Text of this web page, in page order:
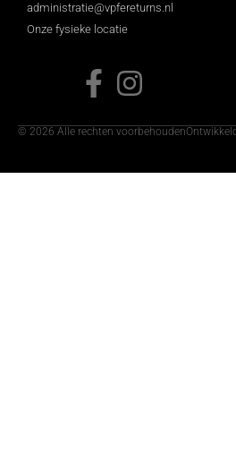
administratie@vpfereturns.nl
Onze fysieke locatie
© 2026 Alle rechten voorbehouden